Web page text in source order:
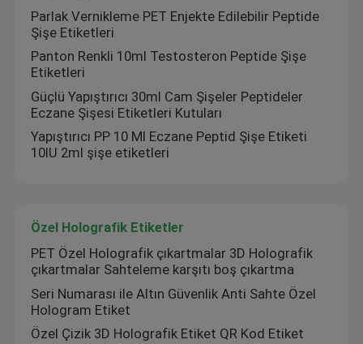
Parlak Vernikleme PET Enjekte Edilebilir Peptide
Şişe Etiketleri
Panton Renkli 10ml Testosteron Peptide Şişe
Etiketleri
Güçlü Yapıştırıcı 30ml Cam Şişeler Peptideler
Eczane Şişesi Etiketleri Kutuları
Yapıştırıcı PP 10 Ml Eczane Peptid Şişe Etiketi
10IU 2ml şişe etiketleri
Özel Holografik Etiketler
PET Özel Holografik çıkartmalar 3D Holografik
çıkartmalar Sahteleme karşıtı boş çıkartma
Seri Numarası ile Altın Güvenlik Anti Sahte Özel
Hologram Etiket
Özel Çizik 3D Holografik Etiket QR Kod Etiket